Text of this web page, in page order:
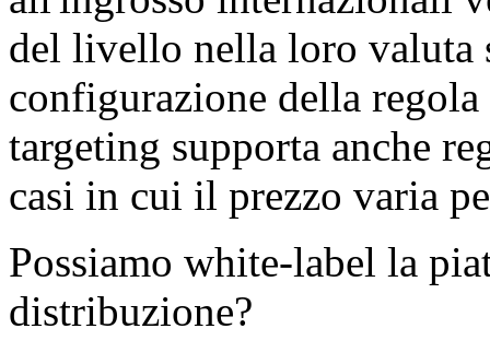
del livello nella loro valuta
configurazione della
targeting supporta anche
casi in cui il prezzo varia
Possiamo white-label la
distribuzione?